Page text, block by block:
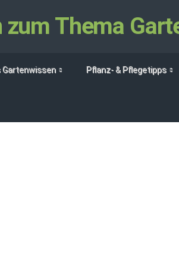
Thema
Gartenwissen Pflanz- & Pflegetipps